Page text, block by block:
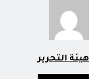
هيئة التحرير